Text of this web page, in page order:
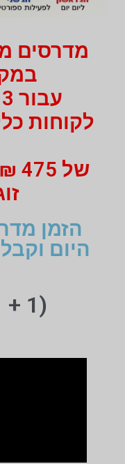
עבור 3 זוגות מדרסים
לקוחות
הזמן
היום
(1 + 1 + 1 חינם)